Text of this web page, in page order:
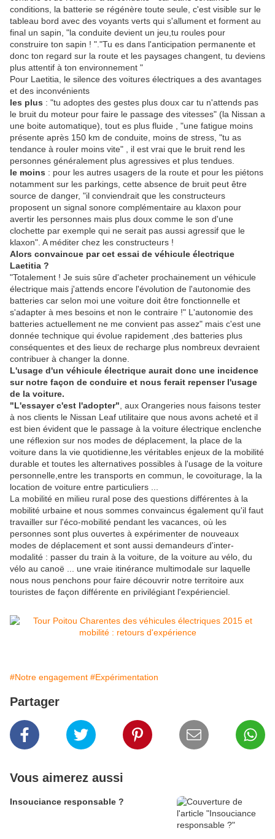
conditions, la batterie se régénère toute seule, c'est visible sur le
tableau bord avec des voyants verts qui s'allument et forment au
final un sapin, "la conduite devient un jeu,tu roules pour
construire ton sapin ! "."Tu es dans l'anticipation permanente et
donc ton regard sur la route et les paysages changent, tu deviens
plus attentif à ton environnement "
Pour Laetitia, le silence des voitures électriques a des avantages
et des inconvénients
les plus : "tu adoptes des gestes plus doux car tu n'attends pas
le bruit du moteur pour faire le passage des vitesses" (la Nissan a
une boite automatique), tout es plus fluide , "une fatigue moins
présente après 150 km de conduite, moins de stress, "tu as
tendance à rouler moins vite" , il est vrai que le bruit rend les
personnes généralement plus agressives et plus tendues.
le moins : pour les autres usagers de la route et pour les piétons
notamment sur les parkings, cette absence de bruit peut être
source de danger, "il conviendrait que les constructeurs
proposent un signal sonore complémentaire au klaxon pour
avertir les personnes mais plus doux comme le son d'une
clochette par exemple qui ne serait pas aussi agressif que le
klaxon". A méditer chez les constructeurs !
Alors convaincue par cet essai de véhicule électrique
Laetitia ?
"Totalement ! Je suis sûre d'acheter prochainement un véhicule
électrique mais j'attends encore l'évolution de l'autonomie des
batteries car selon moi une voiture doit être fonctionnelle et
s'adapter à mes besoins et non le contraire !" L'autonomie des
batteries actuellement ne me convient pas assez" mais c'est une
donnée technique qui évolue rapidement ,des batteries plus
conséquentes et des lieux de recharge plus nombreux devraient
contribuer à changer la donne.
L'usage d'un véhicule électrique aurait donc une incidence
sur notre façon de conduire et nous ferait repenser l'usage
de la voiture.
"L'essayer c'est l'adopter" , aux Orangeries nous faisons tester
à nos clients le Nissan Leaf utilitaire que nous avons acheté et il
est bien évident que le passage à la voiture électrique enclenche
une réflexion sur nos modes de déplacement, la place de la
voiture dans la vie quotidienne,les véritables enjeux de la mobilité
durable et toutes les alternatives possibles à l'usage de la voiture
personnelle,entre les transports en commun, le covoiturage, la la
location de voiture entre particuliers ...
La mobilité en milieu rural pose des questions différentes à la
mobilité urbaine et nous sommes convaincus également qu'il faut
travailler sur l'éco-mobilité pendant les vacances, où les
personnes sont plus ouvertes à expérimenter de nouveaux
modes de déplacement et sont aussi demandeurs d'inter-
modalité : passer du train à la voiture, de la voiture au vélo, du
vélo au canoë ... une vraie itinérance multimodale sur laquelle
nous nous penchons pour faire découvrir notre territoire aux
touristes de façon différente en privilégiant l'expérienciel.
#Notre engagement #Expérimentation
Partager
Vous aimerez aussi
Insouciance responsable ?